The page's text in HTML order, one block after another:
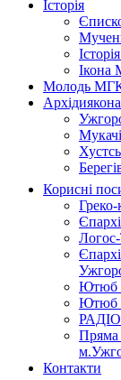
Історія
Ікона
Молодь
Корисні
Греко-
Ютюб
Ютюб
Пряма
Контакти